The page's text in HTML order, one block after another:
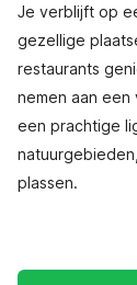
Je verblijft op
gezellige
restaurants
nemen aan
een prachtige
plassen.